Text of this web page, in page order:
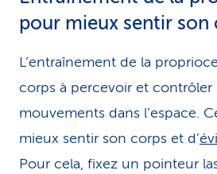
pour mieux sentir son
L’entraînement de la
corps à percevoir et contrôler
mouvements dans l’espace.
mieux sentir son corps et d’
Pour cela, fixez un pointeur